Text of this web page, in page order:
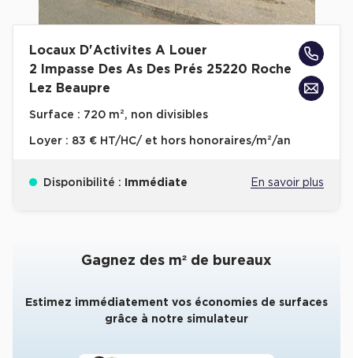
Locaux D'Activites A Louer
2 Impasse Des As Des Prés 25220 Roche
Lez Beaupre
Surface : 720 m², non divisibles
Loyer : 83 € HT/HC/ et hors honoraires/m²/an
Disponibilité : Immédiate En savoir plus
Gagnez des m² de bureaux
Estimez immédiatement vos économies de surfaces
grâce à notre simulateur